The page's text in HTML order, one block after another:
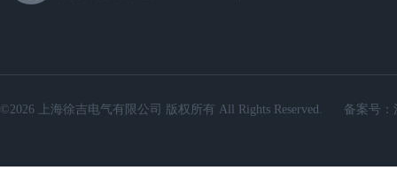
©2026 上海徐吉电气有限公司 版权所有 All Rights Reserved. 备案号：